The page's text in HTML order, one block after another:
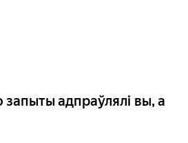
адпраўлялі вы, а